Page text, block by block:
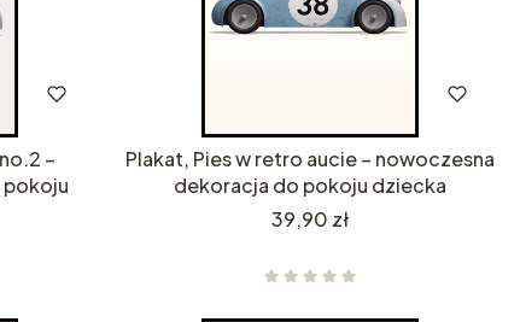
–
Plakat, Pies w retro aucie – nowoczesna
dekoracja do pokoju dziecka
Cena
39,90 zł